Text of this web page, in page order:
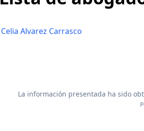
Celia Alvarez Carrasco
La información presentada ha sido